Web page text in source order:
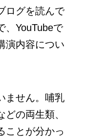
ログを読んで
、YouTubeで
演内容につい
ません。哺乳
の両生類、
ことが分かっ